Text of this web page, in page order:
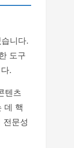
니다.
도구
.
텐츠
데 핵
전문성